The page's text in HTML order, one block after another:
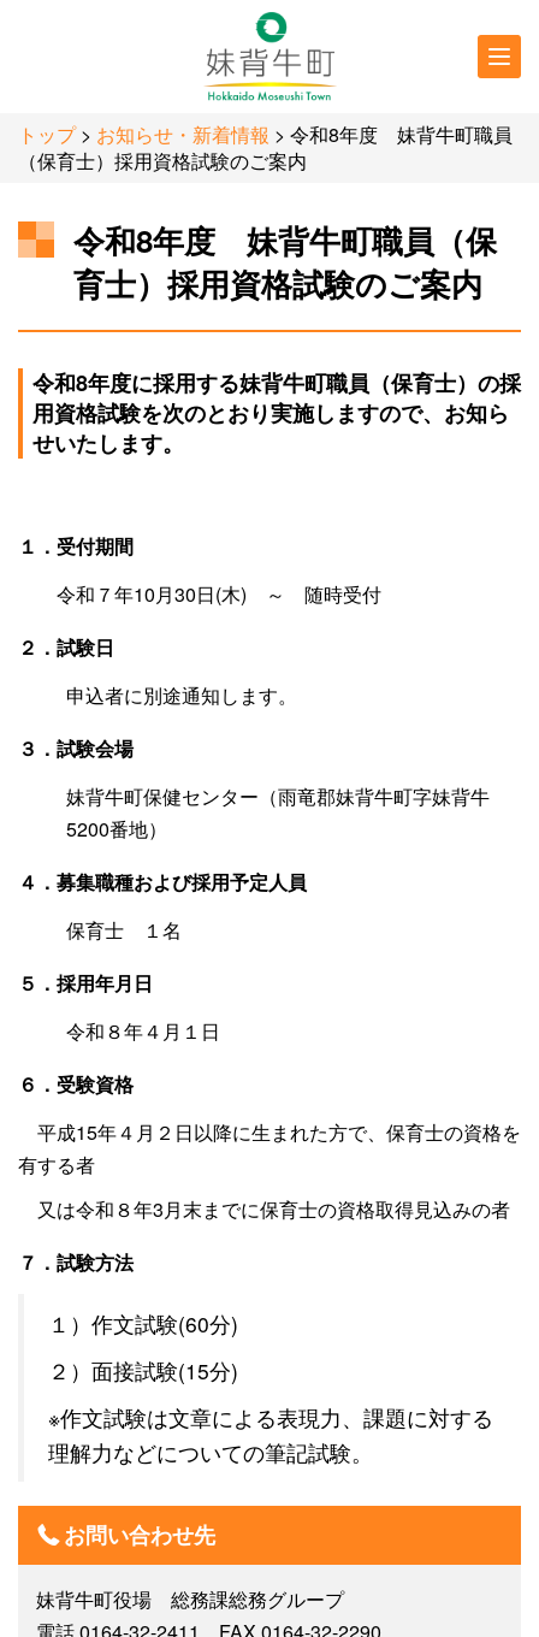
トップ> お知らせ・新着情報 > 令和8年度 妹背牛町職員
（保育士）採用資格試験のご案内
令和8年度 妹背牛町職員（保
育士）採用資格試験のご案内
令和8年度に採用する妹背牛町職員（保育士）の採
用資格試験を次のとおり実施しますので、お知ら
せいたします。
１．受付期間
令和７年10月30日(木) ～ 随時受付
２．試験日
申込者に別途通知します。
３．試験会場
妹背牛町保健センター（雨竜郡妹背牛町字妹背牛
5200番地）
４．募集職種および採用予定人員
保育士 １名
５．採用年月日
令和８年４月１日
６．受験資格
平成15年４月２日以降に生まれた方で、保育士の資格を
有する者
又は令和８年3月末までに保育士の資格取得見込みの者
７．試験方法
１）作文試験(60分)
２）面接試験(15分)
※作文試験は文章による表現力、課題に対する
理解力などについての筆記試験。
お問い合わせ先
妹背牛町役場 総務課総務グループ
電話 0164-32-2411 FAX 0164-32-2290